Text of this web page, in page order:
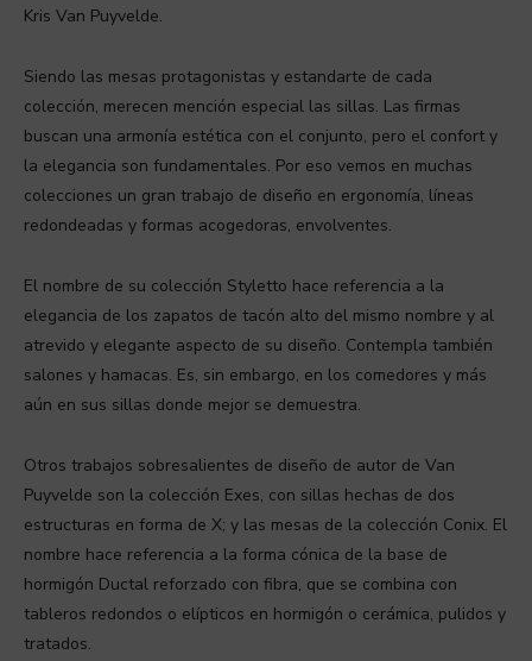
Kris Van Puyvelde.
Siendo las mesas protagonistas y estandarte de cada
colección, merecen mención especial las sillas. Las firmas
buscan una armonía estética con el conjunto, pero el confort y
la elegancia son fundamentales. Por eso vemos en muchas
colecciones un gran trabajo de diseño en ergonomía, líneas
redondeadas y formas acogedoras, envolventes.
El nombre de su colección Styletto hace referencia a la
elegancia de los zapatos de tacón alto del mismo nombre y al
atrevido y elegante aspecto de su diseño. Contempla también
salones y hamacas. Es, sin embargo, en los comedores y más
aún en sus sillas donde mejor se demuestra.
Otros trabajos sobresalientes de diseño de autor de Van
Puyvelde son la colección Exes, con sillas hechas de dos
estructuras en forma de X; y las mesas de la colección Conix. El
nombre hace referencia a la forma cónica de la base de
hormigón Ductal reforzado con fibra, que se combina con
tableros redondos o elípticos en hormigón o cerámica, pulidos y
tratados.